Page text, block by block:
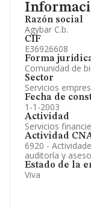
Razón social
Agybar C.b.
CIF
E36926608
Forma
Comunidad de
Sector
Servicios
Fecha de
1-1-2003
Actividad
Servicios
Actividad
6920 -
auditoría y
Estado de la
Viva